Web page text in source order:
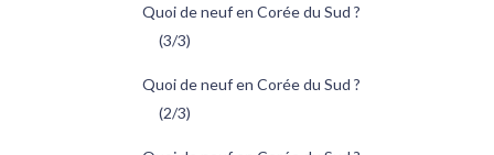
Quoi de neuf en Corée du Sud ?
(3/3)
Quoi de neuf en Corée du Sud ?
(2/3)